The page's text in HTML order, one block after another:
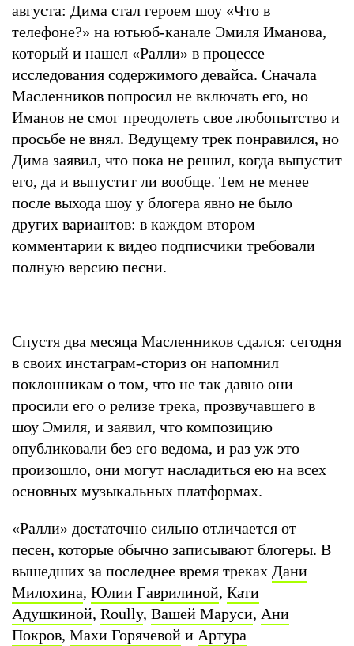
августа: Дима стал героем шоу «Что в
телефоне?» на ютьюб-канале Эмиля Иманова,
который и нашел «Ралли» в процессе
исследования содержимого девайса. Сначала
Масленников попросил не включать его, но
Иманов не смог преодолеть свое любопытство и
просьбе не внял. Ведущему трек понравился, но
Дима заявил, что пока не решил, когда выпустит
его, да и выпустит ли вообще. Тем не менее
после выхода шоу у блогера явно не было
других вариантов: в каждом втором
комментарии к видео подписчики требовали
полную версию песни.
Спустя два месяца Масленников сдался: сегодня
в своих инстаграм-сториз он напомнил
поклонникам о том, что не так давно они
просили его о релизе трека, прозвучавшего в
шоу Эмиля, и заявил, что композицию
опубликовали без его ведома, и раз уж это
произошло, они могут насладиться ею на всех
основных музыкальных платформах.
«Ралли» достаточно сильно отличается от
песен, которые обычно записывают блогеры. В
вышедших за последнее время треках Дани
Милохина, Юлии Гаврилиной, Кати
Адушкиной, Roully, Вашей Маруси, Ани
Покров, Махи Горячевой и Артура